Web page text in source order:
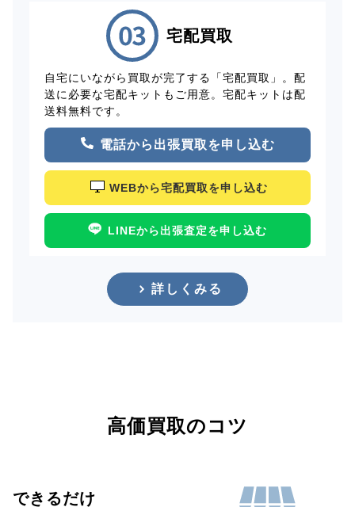
宅配買取
自宅にいながら買取が完了する「宅配買取」。配
送に必要な宅配キットもご用意。宅配キットは配
送料無料です。
電話から出張買取を申し込む
WEBから宅配買取を申し込む
LINEから出張査定を申し込む
詳しくみる
高価買取のコツ
できるだけ